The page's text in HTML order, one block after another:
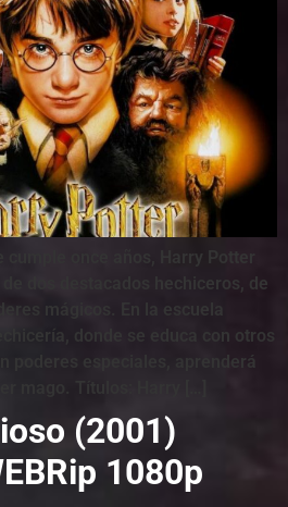
once años, Harry Potter
de dos destacados hechiceros, de
mágicos. En la escuela
donde se educa con otros
poderes especiales, aprenderá
(2001)
1080p